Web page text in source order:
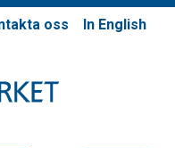
oss In English